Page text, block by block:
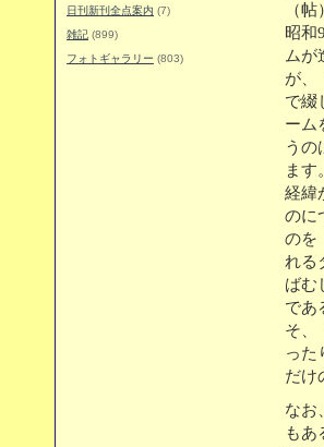
日刊新刊全点案内 (7)
雑記 (899)
フォトギャラリー (803)
（
昭和
ムが
が、
で綴
ーム
うの
ます。
経緯
のに
のを
れる
ばむ
であ
そ、
った
だけ
なお
もあ